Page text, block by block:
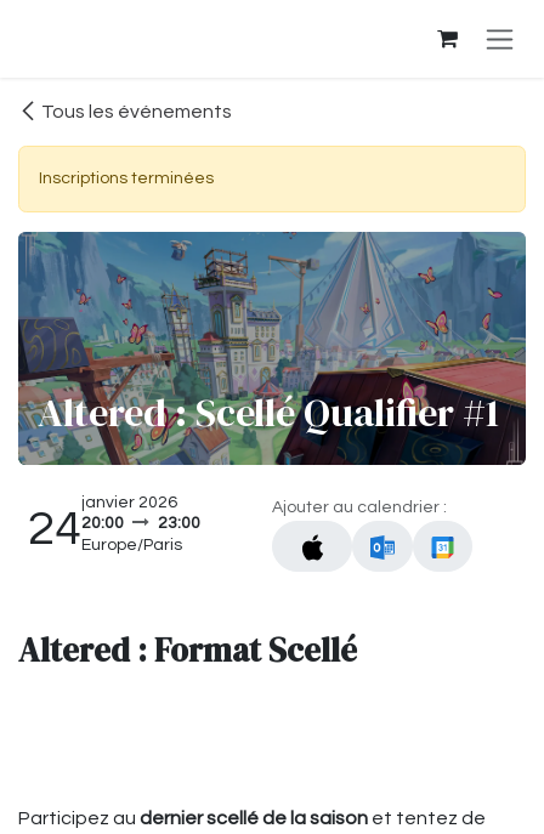
Tous les événements
Inscriptions terminées
Altered : Scellé Qualifier #1
24
janvier 2026
20:00
23:00
Europe/Paris
Ajouter au calendrier :
Altered : Format Scellé
Participez au dernier scellé de la saison et tentez de